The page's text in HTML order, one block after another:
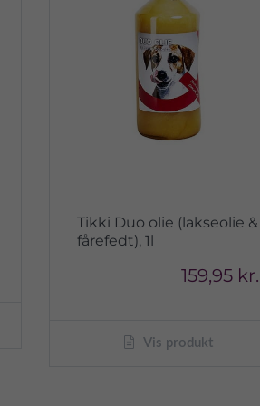
Tikki Duo olie (lakseolie &
fårefedt), 1l
159,95 kr.
Vis produkt